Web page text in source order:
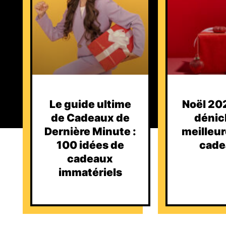
Le guide ultime
de Cadeaux de
Dernière Minute :
100 idées de
cadeaux
immatériels
Noël